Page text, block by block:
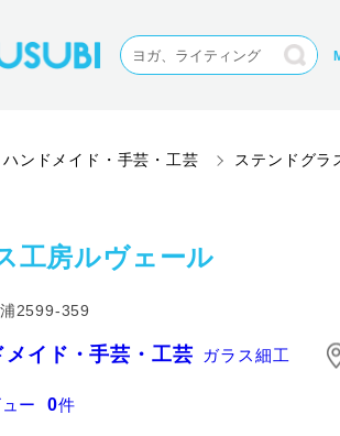
ンドメイド・手芸・工芸 ステンドグラ
工房ルヴェール
2599-359
メイド・手芸・工芸 ガラス細工
ー 0件